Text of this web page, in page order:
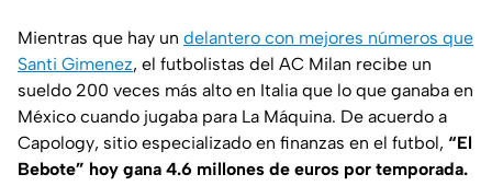
Mientras que hay un delantero con mejores números que
Santi Gimenez, el futbolistas del AC Milan recibe un
sueldo 200 veces más alto en Italia que lo que ganaba en
México cuando jugaba para La Máquina. De acuerdo a
Capology, sitio especializado en finanzas en el futbol, “El
Bebote” hoy gana 4.6 millones de euros por temporada.